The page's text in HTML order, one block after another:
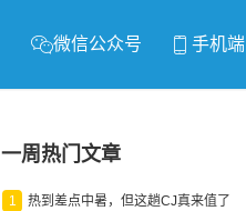
微信公众号 手机端
一周热门文章
1 热到差点中暑，但这趟CJ真来值了